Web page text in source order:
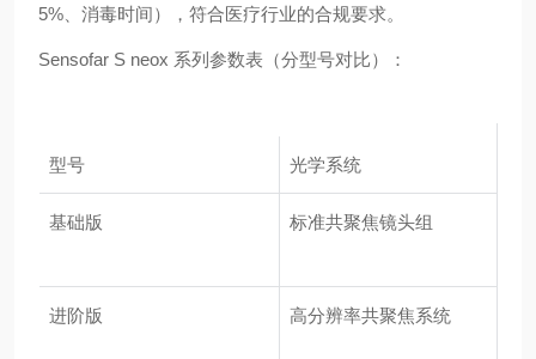
5%、消毒时间），符合医疗行业的合规要求。
Sensofar S neox 系列参数表（分型号对比）：
型号 光学系统
基础版 标准共聚焦镜头组
进阶版 高分辨率共聚焦系统